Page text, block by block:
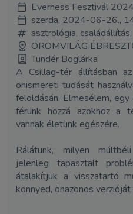
Everness Fesztivál 2024
szerda, 2024-06-26.,
asztrológia,
ÖRÖMVILÁG
Tündér Boglárka
A Csillag-tér állításban
önismereti tudását
feloldásán. Elmesélem,
férünk hozzá azokhoz a
vannak életünk egészére.
Rálátunk, milyen
jelenleg tapasztalt
átalakítjuk a visszatartó
könnyed, önazonos